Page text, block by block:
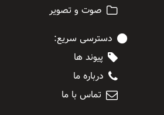
صوت و تصویر
دسترسی سریع:
پیوند ها
درباره ما
تماس با ما